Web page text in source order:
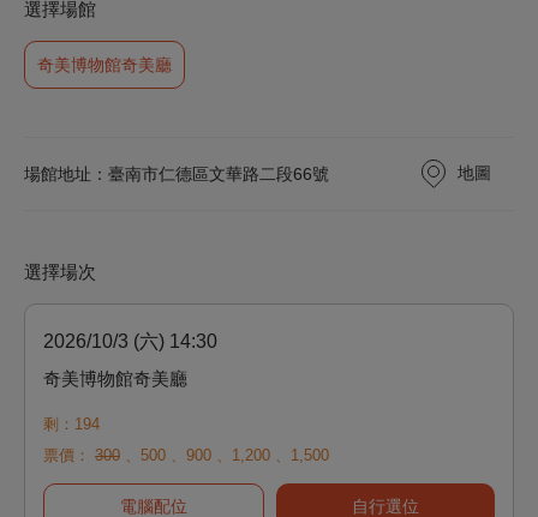
選擇場館
奇美博物館奇美廳
場館地址：臺南市仁德區文華路二段66號 地圖
選擇場次
2026/10/3 (六) 14:30
奇美博物館奇美廳
剩：194
票價：
300 、 500 、 900 、 1,200 、 1,500
電腦配位 自行選位